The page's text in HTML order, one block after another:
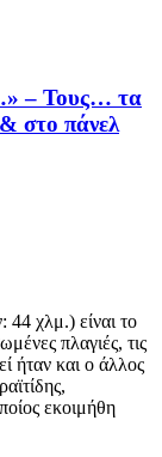
– Τους… τα
στο πάνελ
χλμ.) είναι το
πλαγιές, τις
ήταν και ο άλλος
εκοιμήθη